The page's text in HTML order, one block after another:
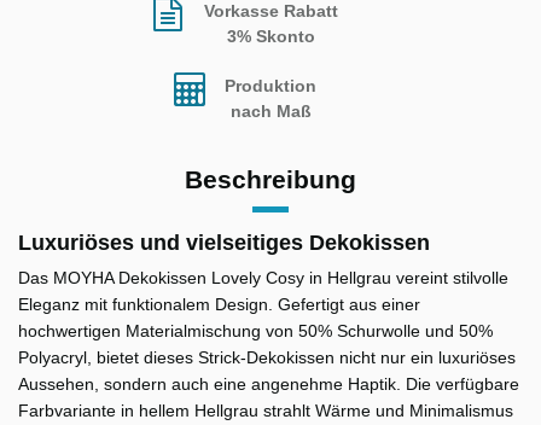
Vorkasse Rabatt
3% Skonto
Produktion
nach Maß
Beschreibung
Luxuriöses und vielseitiges Dekokissen
Das MOYHA Dekokissen Lovely Cosy in Hellgrau vereint stilvolle
Eleganz mit funktionalem Design. Gefertigt aus einer
hochwertigen Materialmischung von 50% Schurwolle und 50%
Polyacryl, bietet dieses Strick-Dekokissen nicht nur ein luxuriöses
Aussehen, sondern auch eine angenehme Haptik. Die verfügbare
Farbvariante in hellem Hellgrau strahlt Wärme und Minimalismus